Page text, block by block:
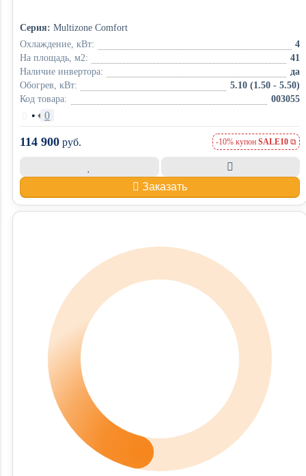
Серия: Multizone Comfort
Охлаждение, кВт:
4
На площадь, м2:
41
Наличие инвертора:
да
Обогрев, кВт:
5.10 (1.50 - 5.50)
Код товара:
003055
• 0
114 900 руб. -10% купон SALE10
Заказать